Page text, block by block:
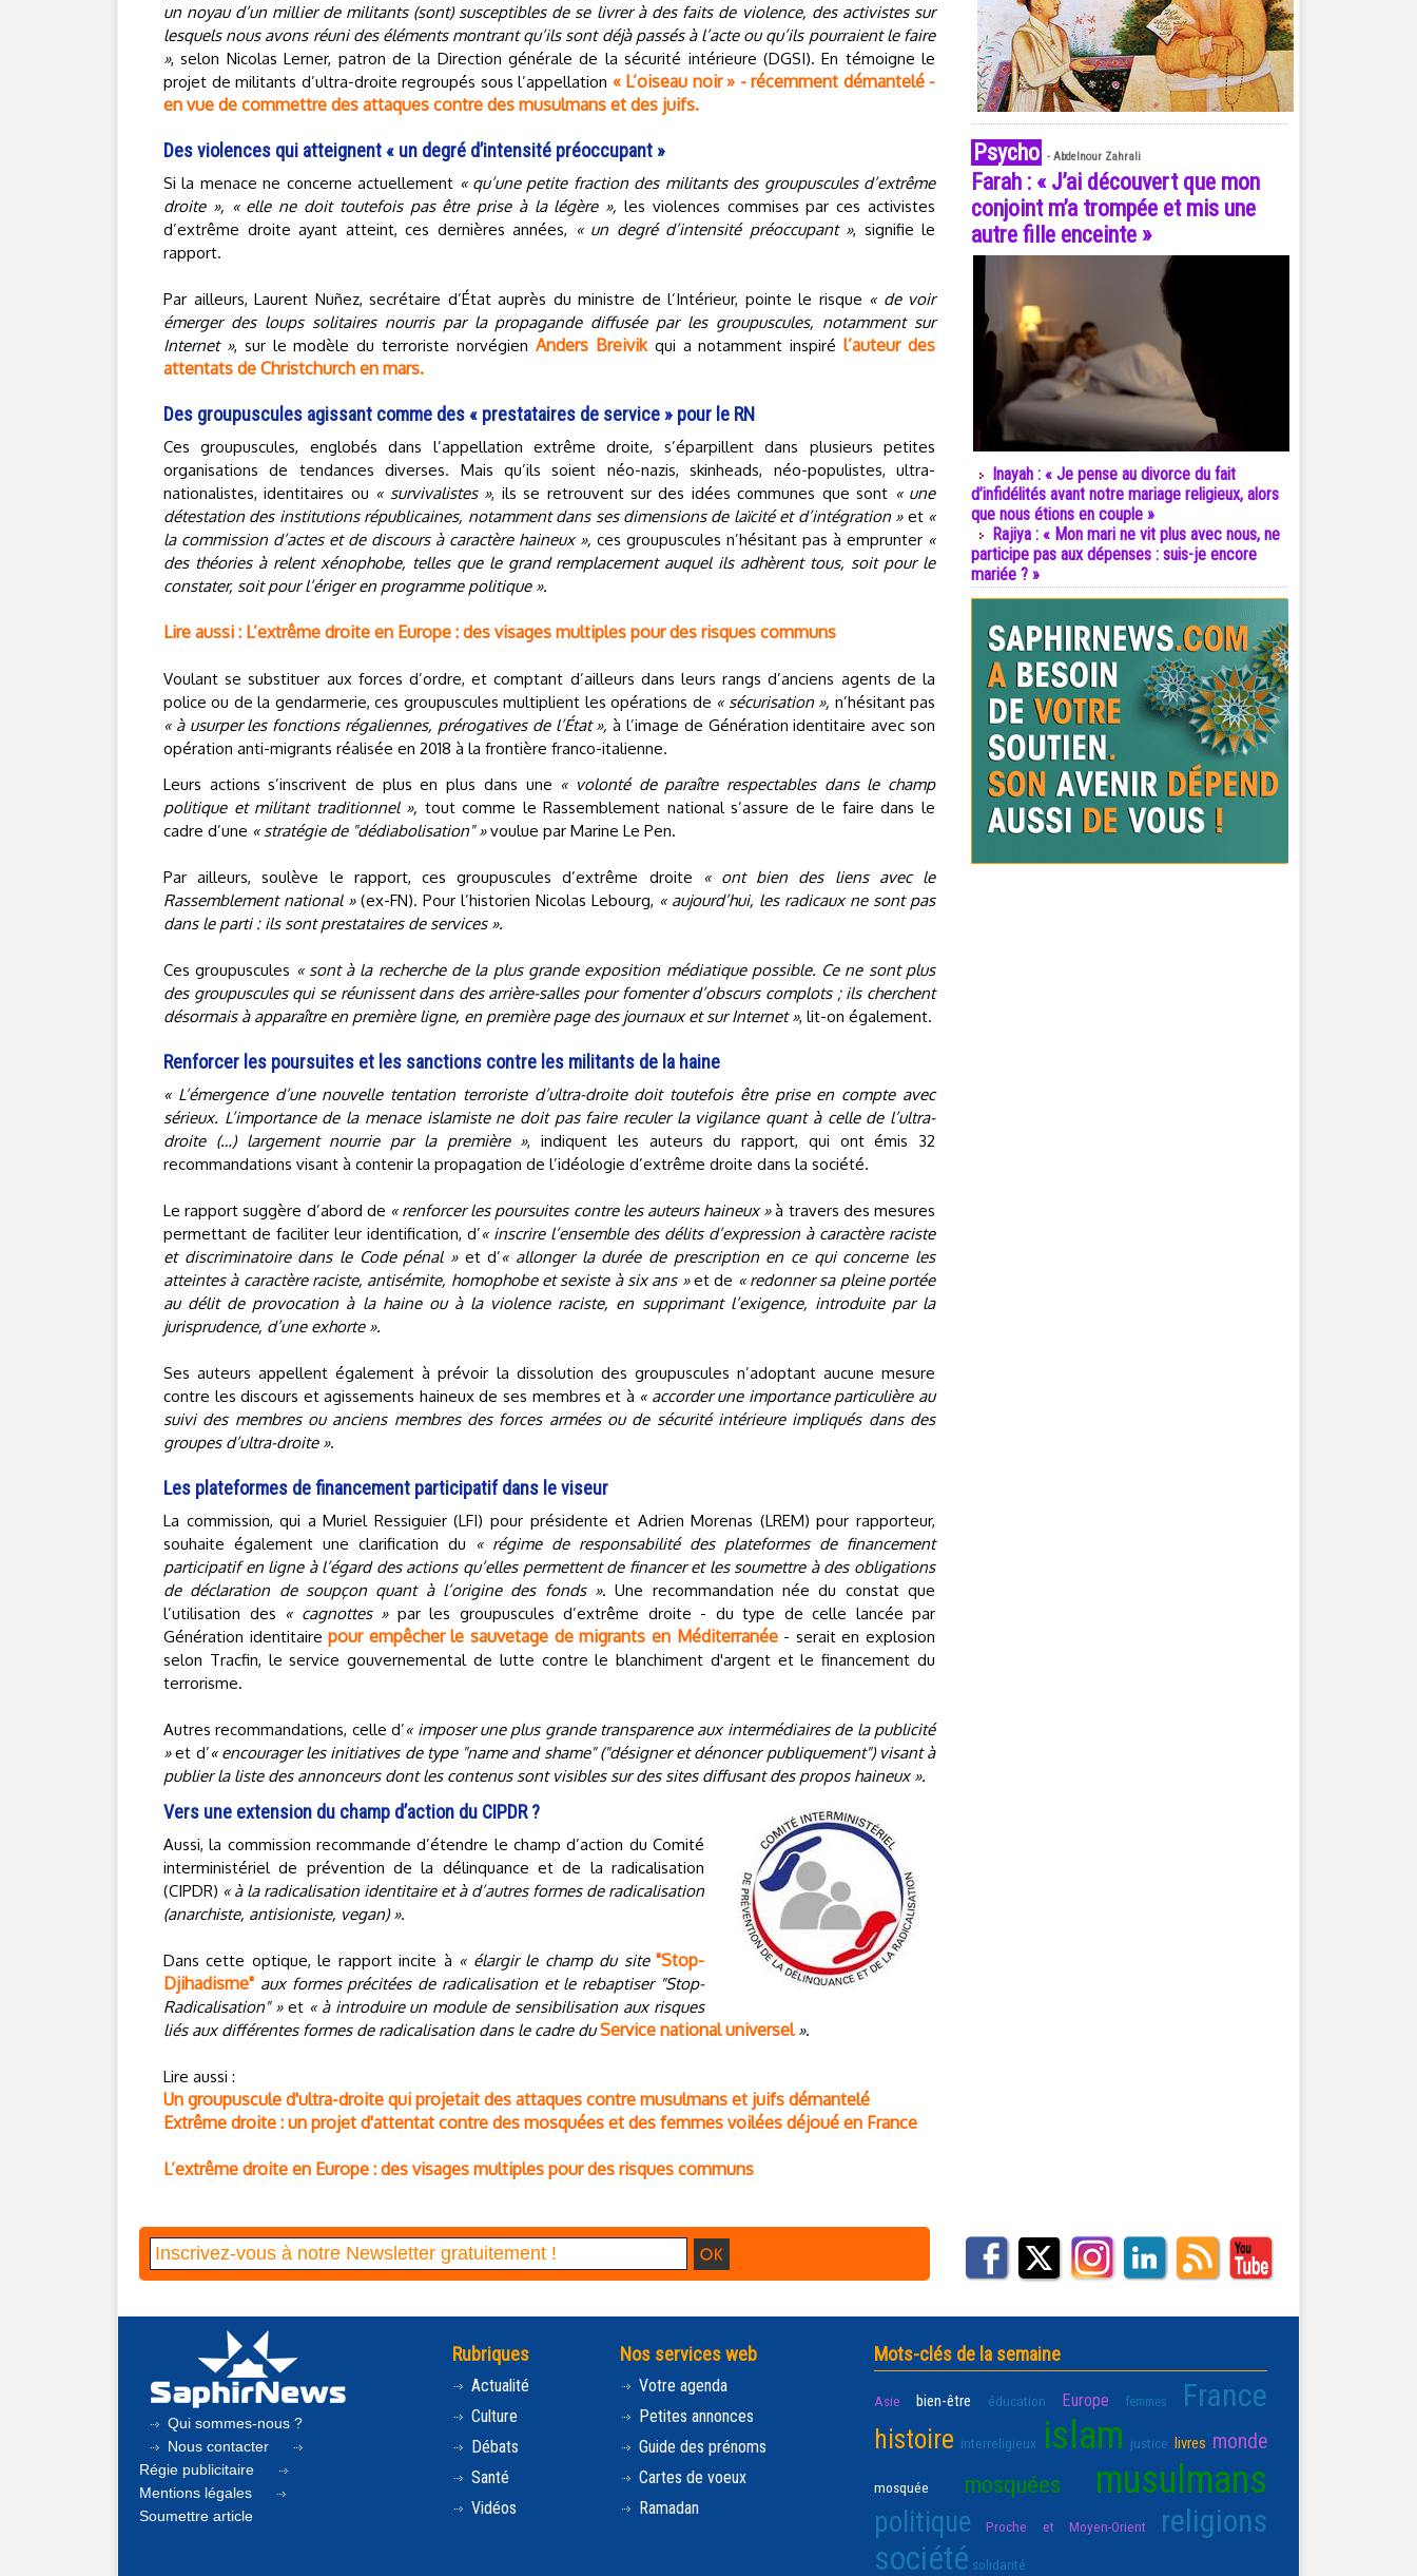
un noyau d’un millier de militants (sont) susceptibles de se livrer à des faits de violence, des activistes sur
lesquels nous avons réuni des éléments montrant qu’ils sont déjà passés à l’acte ou qu’ils pourraient le faire
», selon Nicolas Lerner, patron de la Direction générale de la sécurité intérieure (DGSI). En témoigne le
projet de militants d’ultra-droite regroupés sous l’appellation « L’oiseau noir » - récemment démantelé -
en vue de commettre des attaques contre des musulmans et des juifs.
Des violences qui atteignent « un degré d’intensité préoccupant »
Si la menace ne concerne actuellement « qu’une petite fraction des militants des groupuscules d’extrême
droite », « elle ne doit toutefois pas être prise à la légère », les violences commises par ces activistes
d’extrême droite ayant atteint, ces dernières années, « un degré d’intensité préoccupant », signifie le
rapport.
Par ailleurs, Laurent Nuñez, secrétaire d’État auprès du ministre de l’Intérieur, pointe le risque « de voir
émerger des loups solitaires nourris par la propagande diffusée par les groupuscules, notamment sur
Internet », sur le modèle du terroriste norvégien Anders Breivikqui a notamment inspirél’auteur des
attentats de Christchurch en mars.
Des groupuscules agissant comme des « prestataires de service » pour le RN
Ces groupuscules, englobés dans l’appellation extrême droite, s’éparpillent dans plusieurs petites
organisations de tendances diverses. Mais qu’ils soient néo-nazis, skinheads, néo-populistes, ultra-
nationalistes, identitaires ou « survivalistes », ils se retrouvent sur des idées communes que sont « une
détestation des institutions républicaines, notamment dans ses dimensions de laïcité et d’intégration »et «
la commission d’actes et de discours à caractère haineux », ces groupuscules n’hésitant pas à emprunter «
des théories à relent xénophobe, telles que le grand remplacement auquel ils adhèrent tous, soit pour le
constater, soit pour l’ériger en programme politique ».
Lire aussi : L’extrême droite en Europe : des visages multiples pour des risques communs
Voulant se substituer aux forces d’ordre, et comptant d’ailleurs dans leurs rangs d’anciens agents de la
police ou de la gendarmerie, ces groupuscules multiplient les opérations de « sécurisation », n’hésitant pas
« à usurper les fonctions régaliennes, prérogatives de l’État », à l’image de Génération identitaire avec son
opération anti-migrants réalisée en 2018 à la frontière franco-italienne.
Leurs actions s’inscrivent de plus en plus dans une « volonté de paraître respectables dans le champ
politique et militant traditionnel », tout comme le Rassemblement national s’assure de le faire dans le
cadre d’une « stratégie de "dédiabolisation" »voulue par Marine Le Pen.
Par ailleurs, soulève le rapport, ces groupuscules d’extrême droite
« ont bien des liens avec le
Rassemblement national »(ex-FN). Pour l’historien Nicolas Lebourg, « aujourd’hui, les radicaux ne sont pas
dans le parti : ils sont prestataires de services ».
Ces groupuscules « sont à la recherche de la plus grande exposition médiatique possible. Ce ne sont plus
des groupuscules qui se réunissent dans des arrière-salles pour fomenter d’obscurs complots ; ils cherchent
désormais à apparaître en première ligne, en première page des journaux et sur Internet », lit-on également.
Renforcer les poursuites et les sanctions contre les militants de la haine
« L’émergence d’une nouvelle tentation terroriste d’ultra-droite doit toutefois être prise en compte avec
sérieux. L’importance de la menace islamiste ne doit pas faire reculer la vigilance quant à celle de l’ultra-
droite (…) largement nourrie par la première », indiquent les auteurs du rapport, qui ont émis 32
recommandations visant à contenir la propagation de l’idéologie d’extrême droite dans la société.
Le rapport suggère d’abord de « renforcer les poursuites contre les auteurs haineux »à travers des mesures
permettant de faciliter leur identification, d’« inscrire l’ensemble des délits d’expression à caractère raciste
et discriminatoire dans le Code pénal »et d’« allonger la durée de prescription en ce qui concerne les
atteintes à caractère raciste, antisémite, homophobe et sexiste à six ans »et de « redonner sa pleine portée
au délit de provocation à la haine ou à la violence raciste, en supprimant l’exigence, introduite par la
jurisprudence, d’une exhorte ».
Ses auteurs appellent également à prévoir la dissolution des groupuscules n’adoptant aucune mesure
contre les discours et agissements haineux de ses membres et à « accorder une importance particulière au
suivi des membres ou anciens membres des forces armées ou de sécurité intérieure impliqués dans des
groupes d’ultra-droite ».
Les plateformes de financement participatif dans le viseur
La commission, qui a Muriel Ressiguier (LFI) pour présidente et Adrien Morenas (LREM) pour rapporteur,
souhaite également une clarification du
« régime de responsabilité des plateformes de financement
participatif en ligne à l’égard des actions qu’elles permettent de financer et les soumettre à des obligations
de déclaration de soupçon quant à l’origine des fonds ». Une recommandation née du constat que
l’utilisation des « cagnottes »par les groupuscules d’extrême droite - du type de celle lancée par
Génération identitairepour empêcher le sauvetage de migrants en Méditerranée- serait en explosion
selon Tracfin, le service gouvernemental de lutte contre le blanchiment d'argent et le financement du
terrorisme.
Autres recommandations, celle d’« imposer une plus grande transparence aux intermédiaires de la publicité
»et d’« encourager les initiatives de type "name and shame" ("désigner et dénoncer publiquement") visant à
publier la liste des annonceurs dont les contenus sont visibles sur des sites diffusant des propos haineux ».
Vers une extension du champ d’action du CIPDR ?
Aussi, la commission recommande d’étendre le champ d’action du Comité
interministériel de prévention de la délinquance et de la radicalisation
(CIPDR) « à la radicalisation identitaire et à d’autres formes de radicalisation
(anarchiste, antisioniste, vegan) ».
Dans cette optique, le rapport incite à « élargir le champ du site "Stop-
Djihadisme" aux formes précitées de radicalisation et le rebaptiser "Stop-
Radicalisation" »et « à introduire un module de sensibilisation aux risques
liés aux différentes formes de radicalisation dans le cadre du Service national universel ».
Lire aussi :
Un groupuscule d'ultra-droite qui projetait des attaques contre musulmans et juifs démantelé
Extrême droite : un projet d'attentat contre des mosquées et des femmes voilées déjoué en France
L’extrême droite en Europe : des visages multiples pour des risques communs
Psycho - Abdelnour Zahrali
Farah : « J’ai découvert que mon
conjoint m’a trompée et mis une
autre fille enceinte »
Inayah : « Je pense au divorce du fait
d’infidélités avant notre mariage religieux, alors
que nous étions en couple »
Rajiya : « Mon mari ne vit plus avec nous, ne
participe pas aux dépenses : suis-je encore
mariée ? »
Qui sommes-nous ?
Nous contacter
Régie publicitaire
Mentions légales
Soumettre article
Rubriques
Actualité
Culture
Débats
Santé
Vidéos
Nos services web
Votre agenda
Petites annonces
Guide des prénoms
Cartes de voeux
Ramadan
Mots-clés de la semaine
Asie bien-être éducation Europe femmes France
histoire interreligieux islam justice livres monde
mosquée mosquées musulmans
politique Proche et Moyen-Orient religions
société solidarité